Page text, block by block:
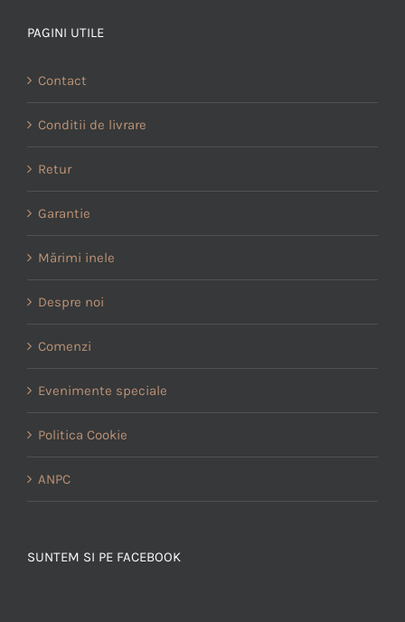
PAGINI UTILE
Contact
Conditii de livrare
Retur
Garantie
Mărimi inele
Despre noi
Comenzi
Evenimente speciale
Politica Cookie
ANPC
SUNTEM SI PE FACEBOOK